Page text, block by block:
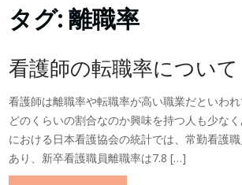
タグ:離職率
看護師の転職率について
看護師は離職率や転職率が高い職業だといわ
どのくらいの割合なのか興味を持つ人も少な
における日本看護協会の統計では、常勤看護
あり、新卒看護職員離職率は7.8 […]